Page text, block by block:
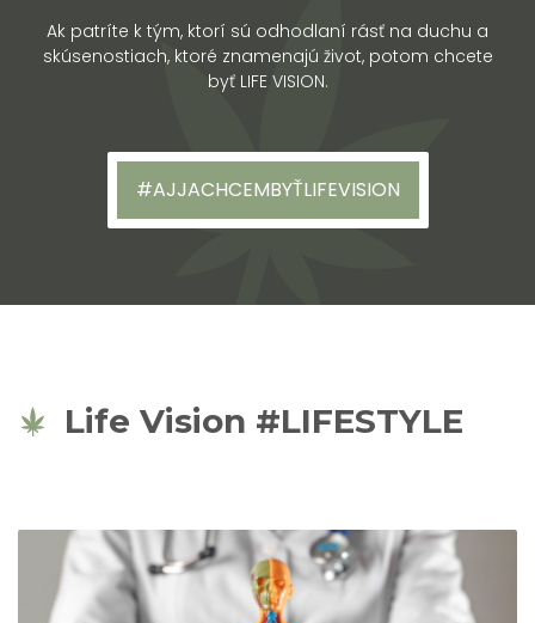
Ak patríte k tým, ktorí sú odhodlaní rásť na duchu a
skúsenostiach, ktoré znamenajú život, potom chcete
byť LIFE VISION.
#AJJACHCEMBYŤLIFEVISION
Life Vision #LIFESTYLE